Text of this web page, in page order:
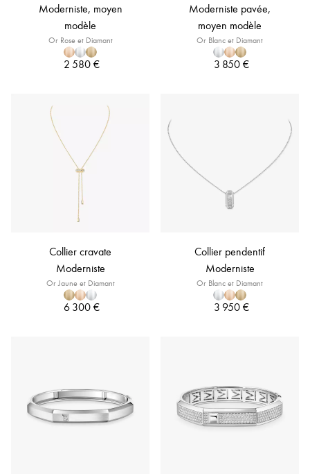
Moderniste, moyen
modèle
Or Rose et Diamant
2 580 €
Moderniste pavée,
moyen modèle
Or Blanc et Diamant
3 850 €
Collier cravate
Moderniste
Or Jaune et Diamant
6 300 €
Collier pendentif
Moderniste
Or Blanc et Diamant
3 950 €